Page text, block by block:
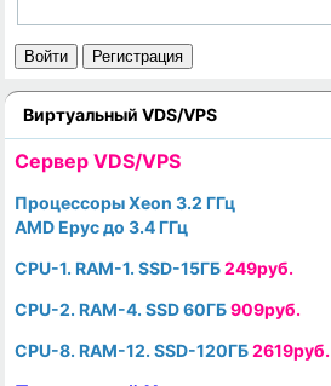
Войти Регистрация
Виртуальный VDS/VPS
Cервер VDS/VPS
Процессоры Xeon 3.2 ГГц
AMD Epyc до 3.4 ГГц
CPU-1. RAM-1. SSD-15ГБ249руб.
CPU-2. RAM-4. SSD 60ГБ909руб.
CPU-8. RAM-12. SSD-120ГБ2619руб.